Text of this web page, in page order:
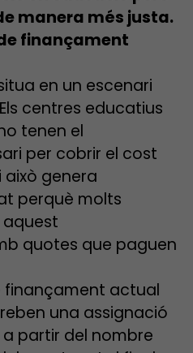
manera més justa.
finançament
en un escenari
centres educatius
tenen el
per cobrir el cost
això genera
perquè molts
quotes que paguen
finançament actual
una assignació
partir del nombre